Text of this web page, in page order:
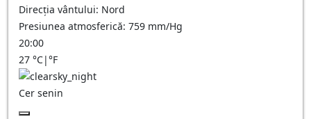
Direcția vântului: Nord
Presiunea atmosferică: 759 mm/Hg
20:00
27 °C|°F
Cer senin